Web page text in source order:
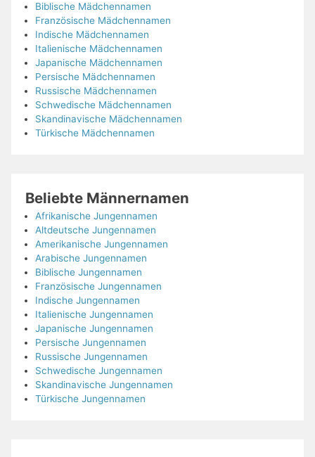
Biblische Mädchennamen
Französische Mädchennamen
Indische Mädchennamen
Italienische Mädchennamen
Japanische Mädchennamen
Persische Mädchennamen
Russische Mädchennamen
Schwedische Mädchennamen
Skandinavische Mädchennamen
Türkische Mädchennamen
Beliebte Männernamen
Afrikanische Jungennamen
Altdeutsche Jungennamen
Amerikanische Jungennamen
Arabische Jungennamen
Biblische Jungennamen
Französische Jungennamen
Indische Jungennamen
Italienische Jungennamen
Japanische Jungennamen
Persische Jungennamen
Russische Jungennamen
Schwedische Jungennamen
Skandinavische Jungennamen
Türkische Jungennamen